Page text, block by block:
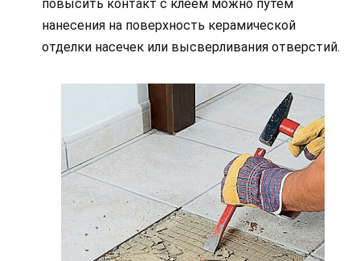
повысить контакт с клеем можно путем
нанесения на поверхность керамической
отделки насечек или высверливания отверстий.